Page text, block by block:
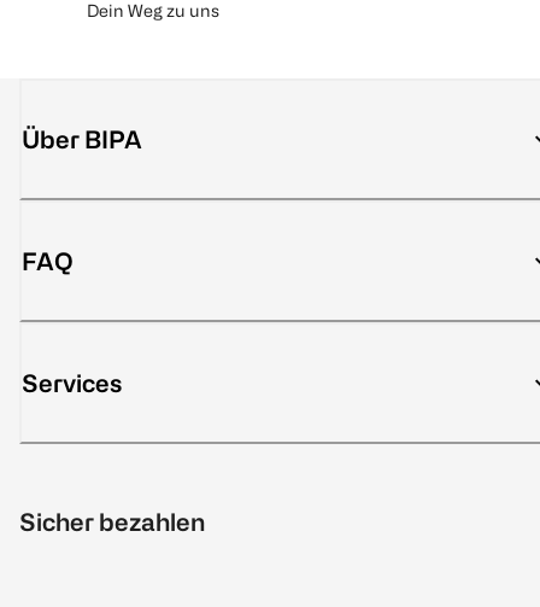
Dein Weg zu uns
Über BIPA
FAQ
Services
Sicher bezahlen